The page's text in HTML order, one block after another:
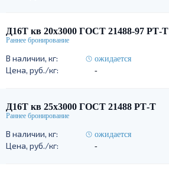
Д16Т кв 20х3000 ГОСТ 21488-97 РТ-Т
ожидается
-
Д16Т кв 25х3000 ГОСТ 21488 РТ-Т
ожидается
-